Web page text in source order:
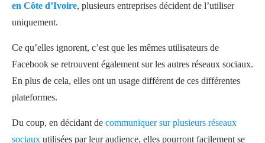
en Côte d’Ivoire, plusieurs entreprises décident de l’utiliser
uniquement.
Ce qu’elles ignorent, c’est que les mêmes utilisateurs de
Facebook se retrouvent également sur les autres réseaux sociaux.
En plus de cela, elles ont un usage différent de ces différentes
plateformes.
Du coup, en décidant de communiquer sur plusieurs réseaux
sociaux utilisées par leur audience, elles pourront facilement se